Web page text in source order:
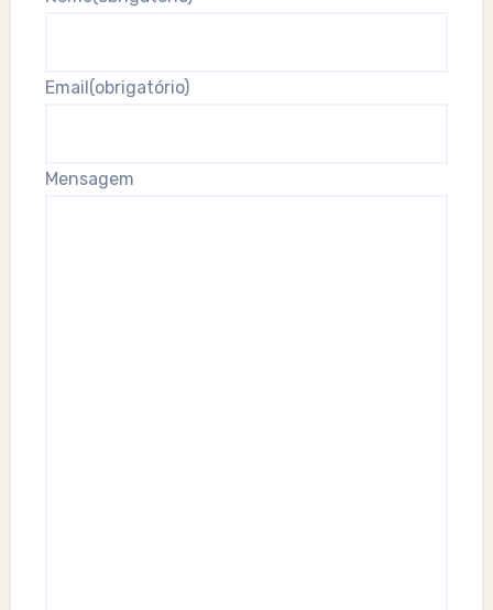
Email (obrigatório)
Mensagem